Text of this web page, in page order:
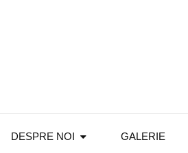
DESPRE NOI GALERIE